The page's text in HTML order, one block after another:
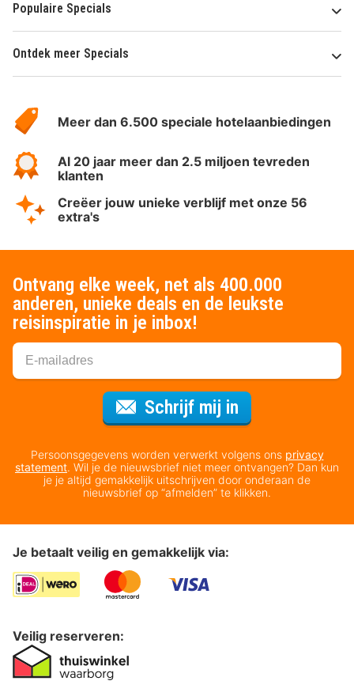
Populaire Specials
Ontdek meer Specials
HotelSpecials
Meer dan 6.500 speciale hotelaanbiedingen
Al 20 jaar meer dan 2.5 miljoen tevreden
klanten
Creëer jouw unieke verblijf met onze 56
extra's
Ontvang elke week, net als 400.000
anderen, unieke deals en de leukste
reisinspiratie in je inbox!
Schrijf mij in
Persoonsgegevens worden verwerkt volgens ons privacy
statement. Wil je de nieuwsbrief niet meer ontvangen? Dan kun
je je altijd gemakkelijk uitschrijven door onderaan de
nieuwsbrief op “afmelden” te klikken.
Je betaalt veilig en gemakkelijk via:
Veilig reserveren: